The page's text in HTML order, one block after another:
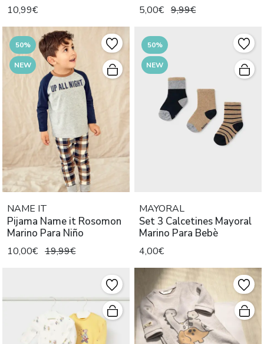
10,99€ 5,00€ 9,99€
50%
NEW
NAME IT
Pijama Name it Rosomon
Marino Para Niño
10,00€ 19,99€
50%
NEW
MAYORAL
Set 3 Calcetines Mayoral
Marino Para Bebè
4,00€